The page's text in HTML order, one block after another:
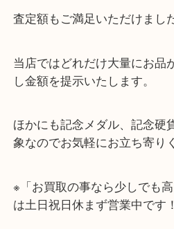
Facebook
Twitter
Line
記念金貨 御即位記念
記念金貨 御即位記念10万円金貨（ 記
金
全て K24 貴金属 金製品